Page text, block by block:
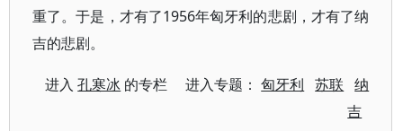
重了。于是，才有了1956年匈牙利的悲剧，才有了纳
吉的悲剧。
进入孔寒冰 的专栏 进入专题：匈牙利 苏联
纳
吉